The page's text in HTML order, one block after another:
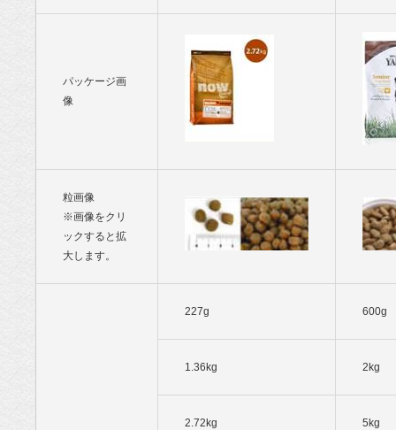
パッケージ画
像
粒画像
※画像をクリ
ックすると拡
大します。
227g 600g
1.36kg 2kg
2.72kg 5kg